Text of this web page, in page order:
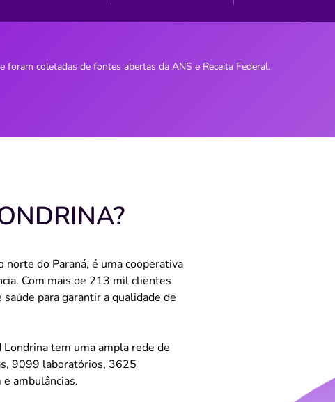
coletadas de fontes abertas da ANS e Receita Federal.
do Paraná, é uma cooperativa
Com mais de 213 mil clientes
para garantir a qualidade de
tem uma ampla rede de
9099 laboratórios, 3625
ambulâncias.